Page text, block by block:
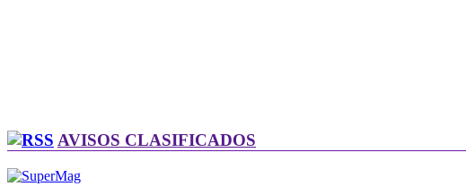
AVISOS CLASIFICADOS